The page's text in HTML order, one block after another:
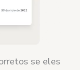
se eles